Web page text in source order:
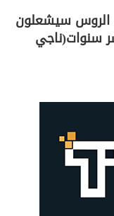
الروس سيشعلون
سنوات(ناجي